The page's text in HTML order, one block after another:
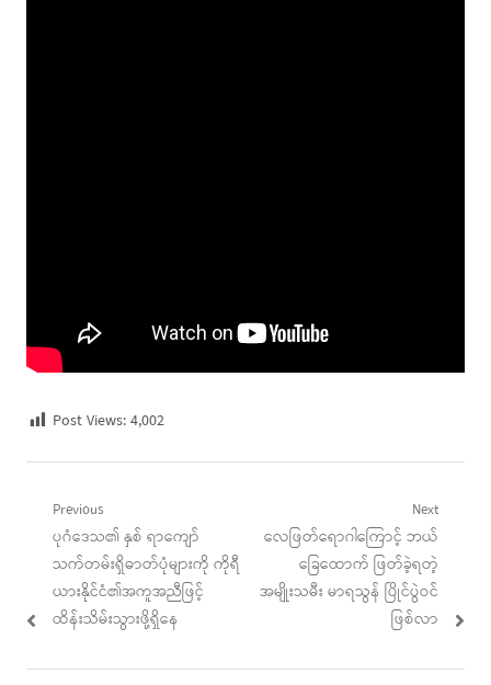
Post Views:4,002
Post
navigation
Previous
Previous
post:
ပုဂံဒေသ၏ နှစ် ရာကျော်
သက်တမ်းရှိဓာတ်ပုံများကို ကိုရီ
ယားနိုင်ငံ၏အကူအညီဖြင့်
ထိန်းသိမ်းသွားဖို့ရှိနေ
Next
Next
လေဖြတ်ရောဂါကြောင့် ဘယ်
ခြေထောက် ဖြတ်ခဲ့ရတဲ့
အမျိုးသမီး မာရသွန် ပြိုင်ပွဲဝင်
ဖြစ်လာ